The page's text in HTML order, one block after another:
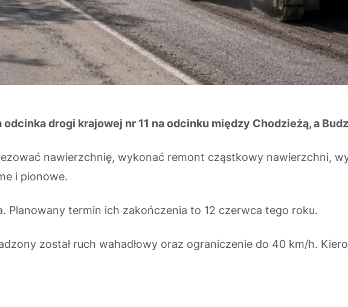
odcinka drogi krajowej nr 11 na odcinku między Chodzieżą, a
nawierzchnię, wykonać remont cząstkowy nawierzchni,
i pionowe.
Planowany termin ich zakończenia to 12 czerwca tego roku.
został ruch wahadłowy oraz ograniczenie do 40 km/h.